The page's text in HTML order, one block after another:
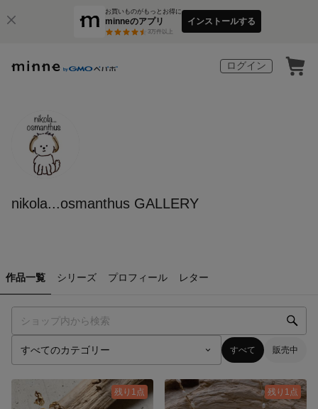
お買いものがもっとお得に
minneのアプリ
3万件以上
インストールする
ログイン
nikola...osmanthus GALLERY
作品一覧 シリーズ プロフィール レター
すべて 販売中
残り1点 残り1点